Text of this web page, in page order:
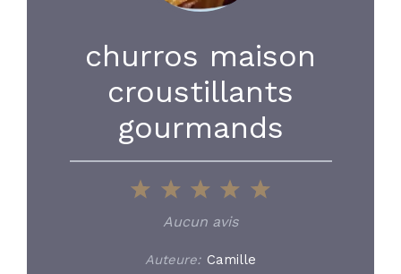
churros maison
croustillants
gourmands
5
4
3
Stars
2
Stars
1
Star
Aucun avis
Auteure: Camille